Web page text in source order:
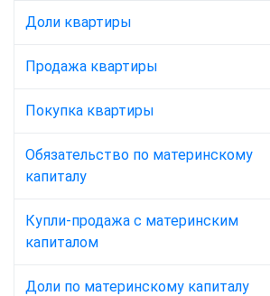
Доли квартиры
Продажа квартиры
Покупка квартиры
Обязательство по материнскому
капиталу
Купли-продажа с материнским
капиталом
Доли по материнскому капиталу